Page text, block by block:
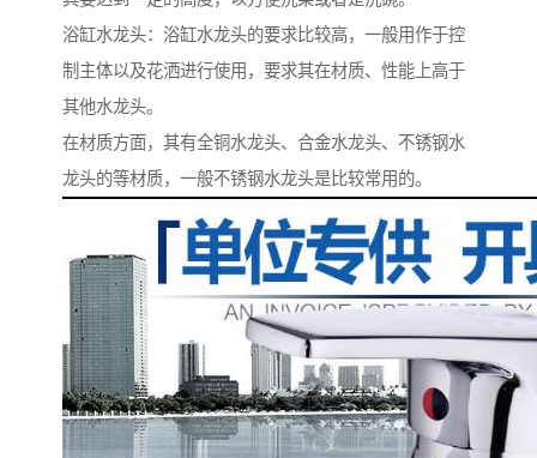
浴缸水龙头：浴缸水龙头的要求比较高，一般用作于控
制主体以及花洒进行使用，要求其在材质、性能上高于
其他水龙头。
在材质方面，其有全铜水龙头、合金水龙头、不锈钢水
龙头的等材质，一般不锈钢水龙头是比较常用的。